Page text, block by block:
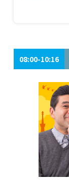
08:00-10:16